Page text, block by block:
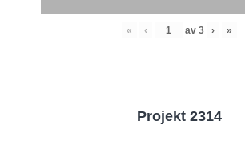
« ‹ av 3 › »
Projekt 2314